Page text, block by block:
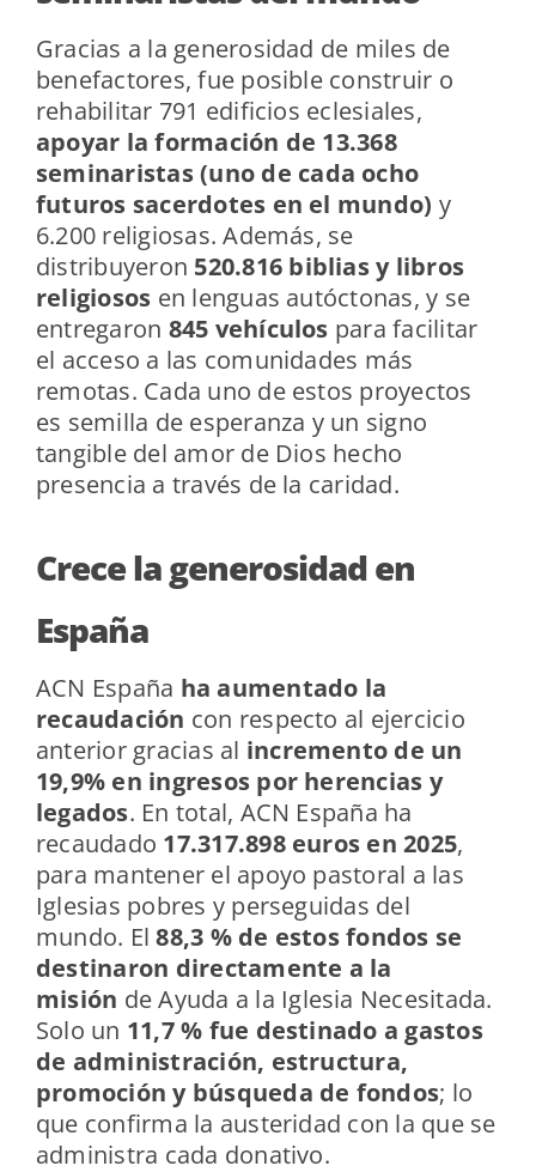
Gracias a la generosidad de miles de
benefactores, fue posible construir o
rehabilitar 791 edificios eclesiales,
apoyar la formación de 13.368
seminaristas(uno de cada ocho
futuros sacerdotes en el mundo) y
6.200 religiosas. Además, se
distribuyeron 520.816 biblias y libros
religiosos en lenguas autóctonas, y se
entregaron 845 vehículos para facilitar
el acceso a las comunidades más
remotas. Cada uno de estos proyectos
es semilla de esperanza y un signo
tangible del amor de Dios hecho
presencia a través de la caridad.
Crece la generosidad en
España
ACN España ha aumentado la
recaudación con respecto al ejercicio
anterior gracias al incremento de un
19,9% en ingresos por herencias y
legados. En total, ACN España ha
recaudado 17.317.898 euros en 2025,
para mantener el apoyo pastoral a las
Iglesias pobres y perseguidas del
mundo. El88,3 % de estos fondos se
destinaron directamente a la
misión de Ayuda a la Iglesia Necesitada.
Solo un 11,7 % fue destinado a gastos
de administración, estructura,
promoción y búsqueda de fondos; lo
que confirma la austeridad con la que se
administra cada donativo.